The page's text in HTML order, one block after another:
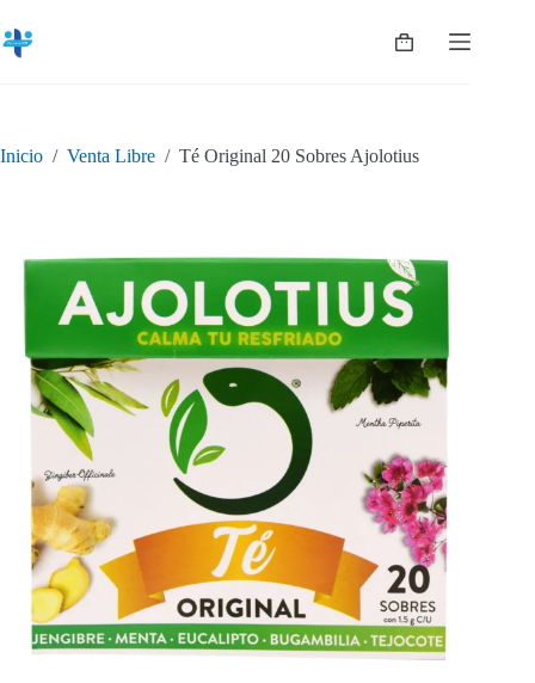
al
contenido
Shopping
Inicio / Venta Libre / Té Original 20 Sobres Ajolotius